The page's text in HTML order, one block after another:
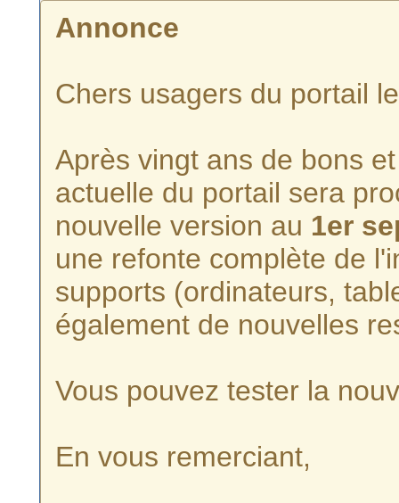
Annonce
Chers usagers du portail
Après vingt ans de bons
actuelle du portail sera
nouvelle version au 1er
une refonte complète de
supports (ordinateurs,
également de nouvelles
Vous pouvez tester la
En vous remerciant,